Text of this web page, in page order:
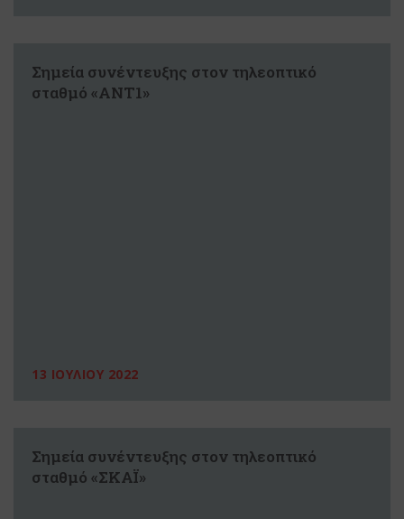
Σημεία συνέντευξης στον τηλεοπτικό
σταθμό «ΑΝΤ1»
13 ΙΟΥΛΙΟΥ 2022
Σημεία συνέντευξης στον τηλεοπτικό
σταθμό «ΣΚΑΪ»